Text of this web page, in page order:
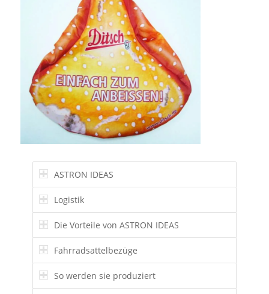
ASTRON IDEAS
Logistik
Die Vorteile von ASTRON IDEAS
Fahrradsattelbezüge
So werden sie produziert